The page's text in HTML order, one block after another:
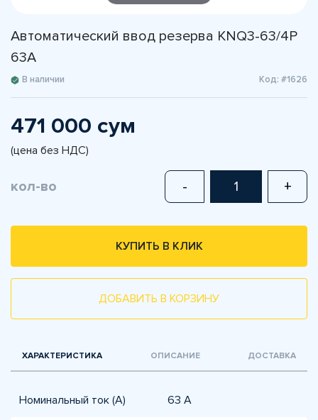
Автоматический ввод резерва KNQ3-63/4Р
63А
В наличии Код: #1626
471 000 сум
(цена без НДС)
кол-во - +
КУПИТЬ В КЛИК
ДОБАВИТЬ В КОРЗИНУ
ХАРАКТЕРИСТИКА ОПИСАНИЕ ДОСТАВКА
Номинальный ток (А) 63 A